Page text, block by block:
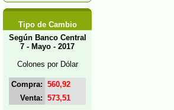
Tipo de Cambio
Según Banco Central
7 - Mayo - 2017
Colones por Dólar
Compra: 560,92
Venta: 573,51